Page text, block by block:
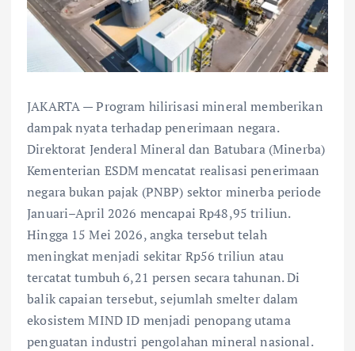
JAKARTA — Program hilirisasi mineral memberikan
dampak nyata terhadap penerimaan negara.
Direktorat Jenderal Mineral dan Batubara (Minerba)
Kementerian ESDM mencatat realisasi penerimaan
negara bukan pajak (PNBP) sektor minerba periode
Januari–April 2026 mencapai Rp48,95 triliun.
Hingga 15 Mei 2026, angka tersebut telah
meningkat menjadi sekitar Rp56 triliun atau
tercatat tumbuh 6,21 persen secara tahunan. Di
balik capaian tersebut, sejumlah smelter dalam
ekosistem MIND ID menjadi penopang utama
penguatan industri pengolahan mineral nasional.